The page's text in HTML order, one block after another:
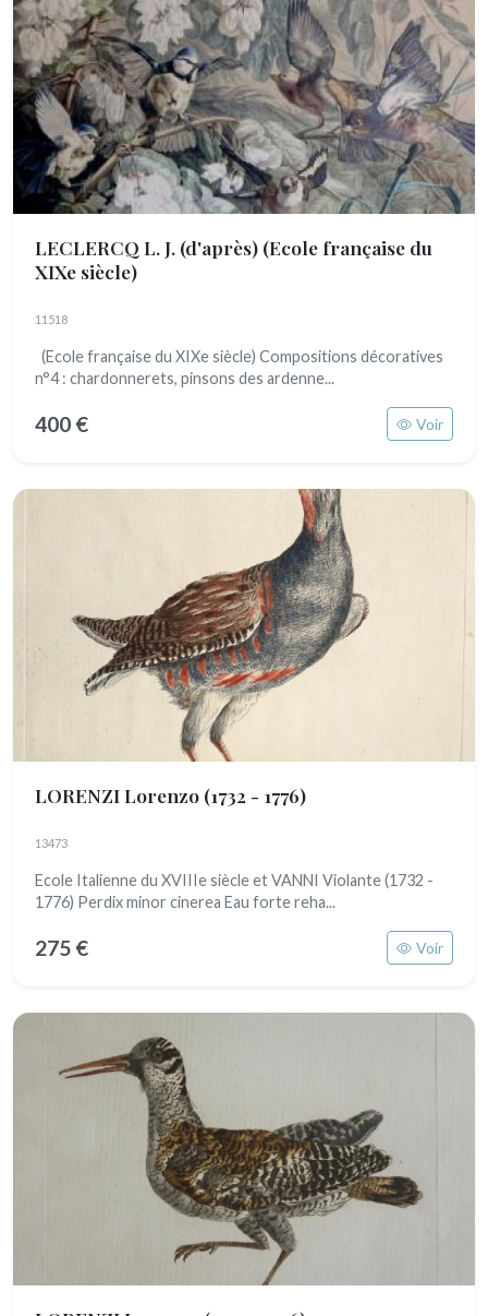
LECLERCQ L. J. (d'après) (Ecole française du
XIXe siècle)
11518
(Ecole française du XIXe siècle) Compositions décoratives
n°4 : chardonnerets, pinsons des ardenne...
400 € Voir
LORENZI Lorenzo (1732 - 1776)
13473
Ecole Italienne du XVIIIe siècle et VANNI Violante (1732 -
1776) Perdix minor cinerea Eau forte reha...
275 € Voir